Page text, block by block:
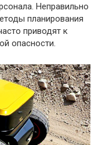
Неправильно
планирования
приводят к
опасности.